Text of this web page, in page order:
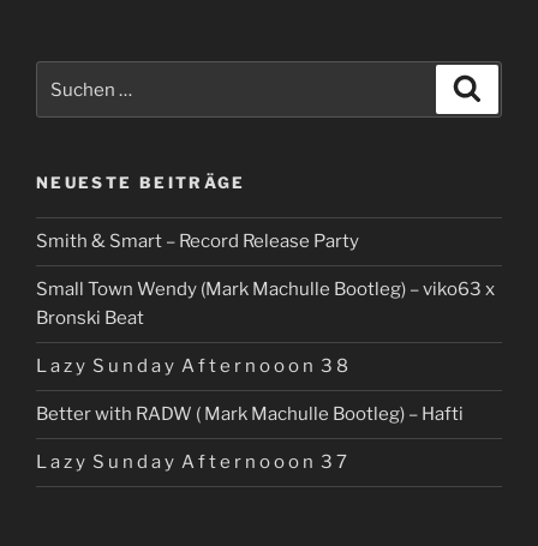
nach:
NEUESTE BEITRÄGE
Smith & Smart – Record Release Party
Small Town Wendy (Mark Machulle Bootleg) – viko63 x
Bronski Beat
L a z y S u n d a y A f t e r n o o o n 3 8
Better with RADW ( Mark Machulle Bootleg) – Hafti
L a z y S u n d a y A f t e r n o o o n 3 7